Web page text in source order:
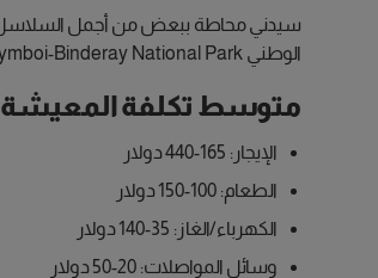
سيدني محاطة ببعض من أجمل السلاسل
الوطني Nymboi-Binderay National Park، أو اتجه ناحية الجنوب لممارسة الغطس والتجول في الغابات المطيرة.
متوسط تكلفة
الإيجار: 165-440 دولار
الطعام: 100-150 دولار
الكهرباء/الغاز: 35-140 دولار
وسائل المواصلات: 20-50 دولار